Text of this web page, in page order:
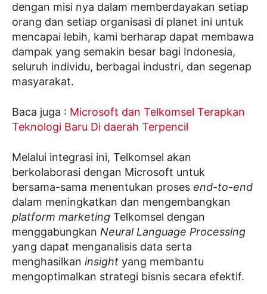
dengan misi nya dalam memberdayakan setiap
orang dan setiap organisasi di planet ini untuk
mencapai lebih, kami berharap dapat membawa
dampak yang semakin besar bagi Indonesia,
seluruh individu, berbagai industri, dan segenap
masyarakat.
Baca juga : Microsoft dan Telkomsel Terapkan
Teknologi Baru Di daerah Terpencil
Melalui integrasi ini, Telkomsel akan
berkolaborasi dengan Microsoft untuk
bersama-sama menentukan proses end-to-end
dalam meningkatkan dan mengembangkan
platform marketing Telkomsel dengan
menggabungkan Neural Language Processing
yang dapat menganalisis data serta
menghasilkan insight yang membantu
mengoptimalkan strategi bisnis secara efektif.